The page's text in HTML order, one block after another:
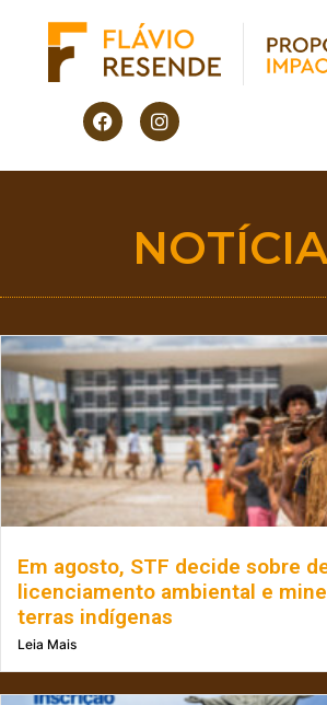
Em agosto, STF decide sobre
licenciamento ambiental e
terras indígenas
Leia Mais